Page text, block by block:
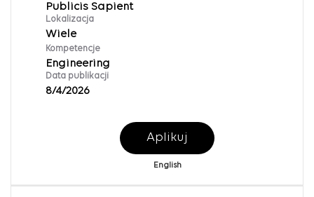
Publicis Sapient
Lokalizacja
Wiele
Kompetencje
Engineering
Data publikacji
8/4/2026
Aplikuj
English